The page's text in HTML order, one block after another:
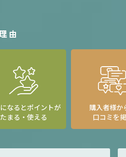
由
なるとポイントが
たまる・使える
購入者様か
口コミを